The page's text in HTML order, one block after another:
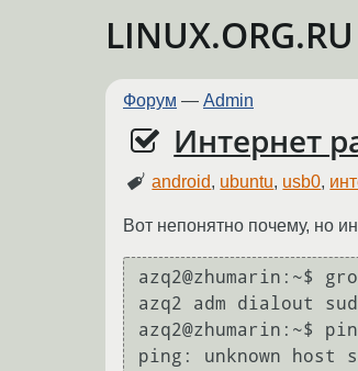
LINUX.ORG.RU
Форум — Admin
Интернет
android, ubuntu, usb0,
Вот непонятно почему, но
azq2@zhumarin:~$
azq2 adm dialout
azq2@zhumarin:~$
ping: unknown host